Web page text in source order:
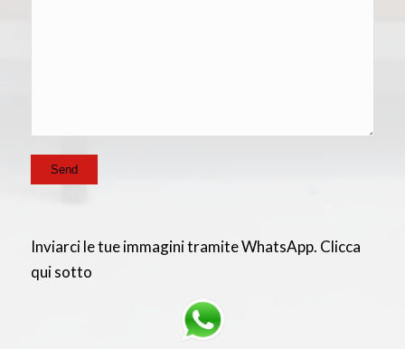
Inviarci le tue immagini tramite WhatsApp. Clicca
qui sotto